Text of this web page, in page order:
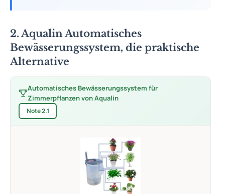
2. Aqualin Automatisches
Bewässerungssystem, die praktische
Alternative
Automatisches Bewässerungssystem für
Zimmerpflanzen von Aqualin
Note 2.1